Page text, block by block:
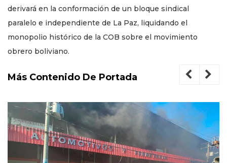
derivará en la conformación de un bloque sindical
paralelo e independiente de La Paz, liquidando el
monopolio histórico de la COB sobre el movimiento
obrero boliviano.
Más Contenido De Portada